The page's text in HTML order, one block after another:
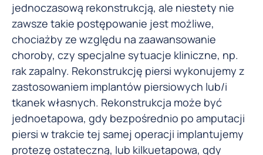
jednoczasową rekonstrukcją, ale niestety nie
zawsze takie postępowanie jest możliwe,
chociażby ze względu na zaawansowanie
choroby, czy specjalne sytuacje kliniczne, np.
rak zapalny. Rekonstrukcję piersi wykonujemy z
zastosowaniem implantów piersiowych lub/i
tkanek własnych. Rekonstrukcja może być
jednoetapowa, gdy bezpośrednio po amputacji
piersi w trakcie tej samej operacji implantujemy
protezę ostateczną, lub kilkuetapowa, gdy